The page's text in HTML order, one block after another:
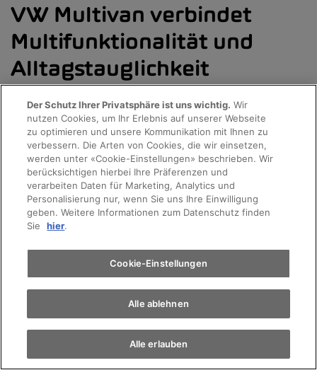
VW Multivan verbindet
Multifunktionalität und
Alltagstauglichkeit
Der neue VW Multivan ist ein eleganter Gleiter.
Ganz egal, ob auf der Autobahn oder in der Stadt
– mit dem neuen VW Multivan sind Sie
komfortabel unterwegs. Das gilt sowohl für die
kurze (4,98 Meter Länge) wie auch für die lange
Version (5,18 Meter Länge). Und: Dank der
problemlos in die meisten Parkhäuser. Prämiere
feiert im VW Multivan das grosse Panoramaglas-
dach. Die elektrischen Schiebetüren und die
elektrische Heckklappe lassen sich be-quem
mittels Fussgeste öffnen – dank «Keyless
Advanced» und «Easy-Open» ohne den Schlüssel
Probefahrt
Terminvereinbarung
Auto finden
Elektromobilität
Der Schutz Ihrer Privatsphäre ist uns wichtig. Wir
nutzen Cookies, um Ihr Erlebnis auf unserer Webseite
zu optimieren und unsere Kommunikation mit Ihnen zu
verbessern. Die Arten von Cookies, die wir einsetzen,
werden unter «Cookie-Einstellungen» beschrieben. Wir
berücksichtigen hierbei Ihre Präferenzen und
verarbeiten Daten für Marketing, Analytics und
Personalisierung nur, wenn Sie uns Ihre Einwilligung
geben. Weitere Informationen zum Datenschutz finden
Sie
hier.
Cookie-Einstellungen
Alle ablehnen
Alle erlauben